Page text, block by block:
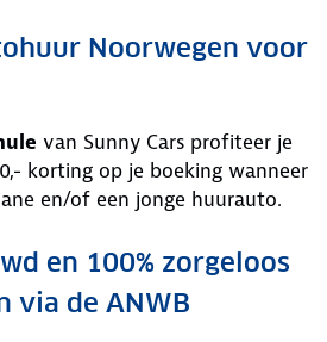
Noorwegen voor
van Sunny Cars profiteer je
korting op je boeking wanneer
en/of een jonge huurauto.
en 100% zorgeloos
via de ANWB